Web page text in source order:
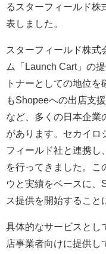
るスターフィールド株
表しました。
スターフィールド株式
ム「Launch Cart」の
トナーとしての地位
もShopeeへの出店支
など、多くの日本企業
があります。セカイロ
フィールド社と連携し
を行ってきました。こ
ウと実績をベースに、
ス提供を開始すること
具体的なサービスとし
店事業者向けに提供し